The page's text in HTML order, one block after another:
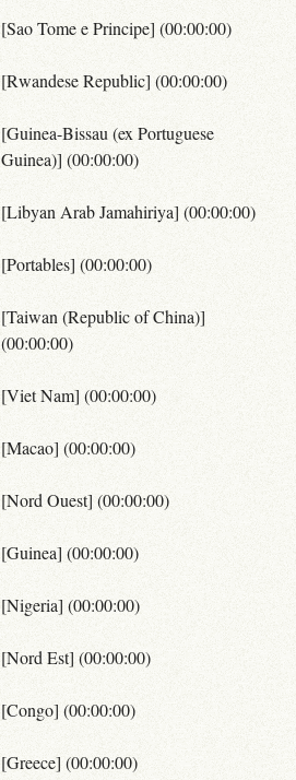
[Sao Tome e Principe] (00:00:00)
[Rwandese Republic] (00:00:00)
[Guinea-Bissau (ex Portuguese
Guinea)] (00:00:00)
[Libyan Arab Jamahiriya] (00:00:00)
[Portables] (00:00:00)
[Taiwan (Republic of China)]
(00:00:00)
[Viet Nam] (00:00:00)
[Macao] (00:00:00)
[Nord Ouest] (00:00:00)
[Guinea] (00:00:00)
[Nigeria] (00:00:00)
[Nord Est] (00:00:00)
[Congo] (00:00:00)
[Greece] (00:00:00)